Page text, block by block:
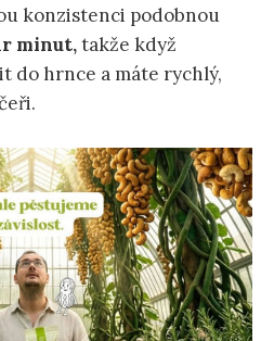
konzistenci podobnou
minut,takže když
do hrnce a máte rychlý,